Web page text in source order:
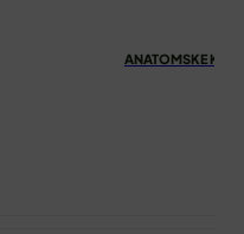
ANATOMSKE